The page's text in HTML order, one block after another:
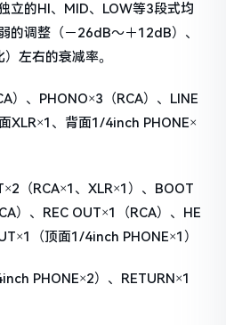
立的HI、MID、LOW等3段式均
的调整（－26dB～＋12dB）、
左右的衰减率。
）、PHONO×3（RCA）、LINE
XLR×1、背面1/4inch PHONE×
（RCA×1、XLR×1）、BOOT
）、REC OUT×1（RCA）、HE
（顶面1/4inch PHONE×1）
PHONE×2）、RETURN×1